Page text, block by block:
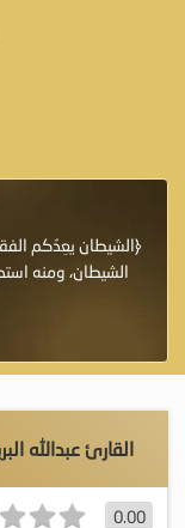
الشيطان، ومنه
القارئ عبدالله
0.00